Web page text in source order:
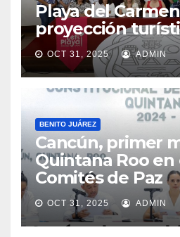
Playa del
proyección
OCT 31, 2025 ADMIN
BENITO JUÁREZ
Cancún, primer
Quintana Roo en
Comités de Paz
OCT 31, 2025 ADMIN